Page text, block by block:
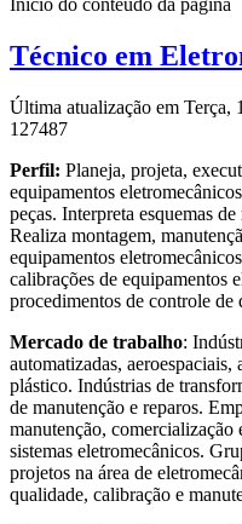
Início do conteúdo da página
Técnico em
Última atualização em Terça,
127487
Perfil: Planeja, projeta,
equipamentos
peças. Interpreta esquemas
Realiza montagem,
equipamentos
calibrações de equipamentos
procedimentos de controle de
Mercado de trabalho:
automatizadas,
plástico. Indústrias de
de manutenção e reparos.
manutenção, comercialização
sistemas eletromecânicos.
projetos na área de
qualidade, calibração e